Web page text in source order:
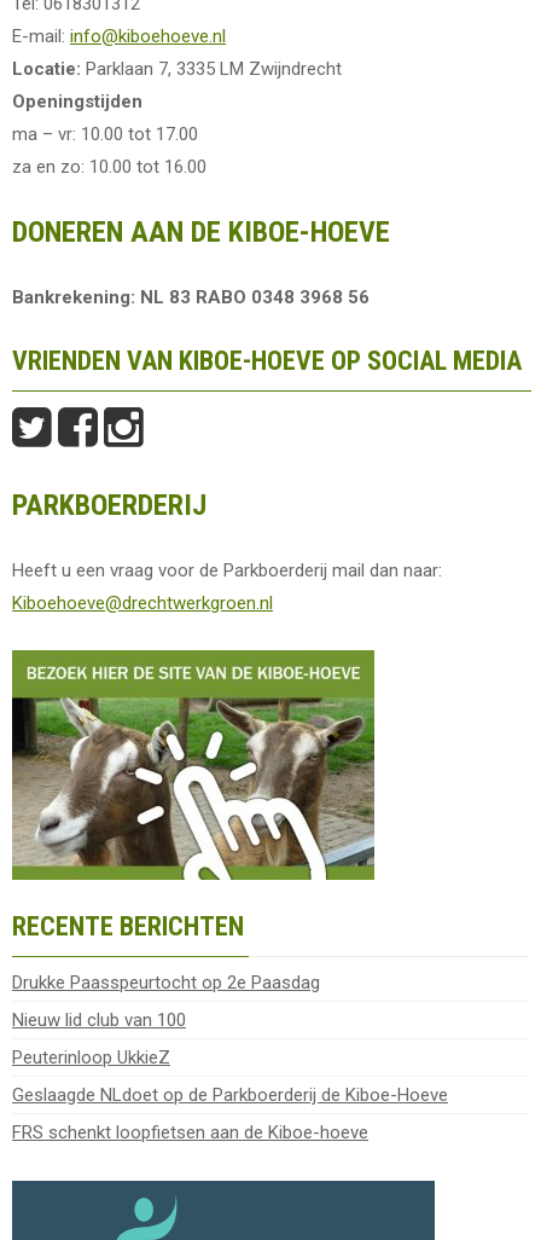
E-mail: info@kiboehoeve.nl
Locatie: Parklaan 7, 3335 LM Zwijndrecht
Openingstijden
ma – vr: 10.00 tot 17.00
za en zo: 10.00 tot 16.00
DONEREN AAN DE KIBOE-HOEVE
Bankrekening: NL 83 RABO 0348 3968 56
VRIENDEN VAN KIBOE-HOEVE OP SOCIAL MEDIA
PARKBOERDERIJ
Heeft u een vraag voor de Parkboerderij mail dan naar:
Kiboehoeve@drechtwerkgroen.nl
RECENTE BERICHTEN
Drukke Paasspeurtocht op 2e Paasdag
Nieuw lid club van 100
Peuterinloop UkkieZ
Geslaagde NLdoet op de Parkboerderij de Kiboe-Hoeve
FRS schenkt loopfietsen aan de Kiboe-hoeve